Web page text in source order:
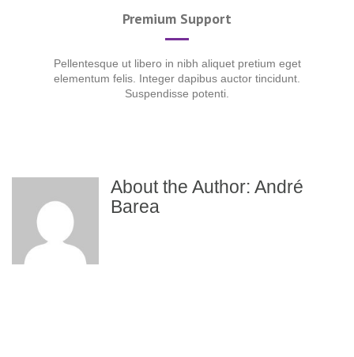
Premium Support
Pellentesque ut libero in nibh aliquet pretium eget
elementum felis. Integer dapibus auctor tincidunt.
Suspendisse potenti.
About the Author: André
Barea